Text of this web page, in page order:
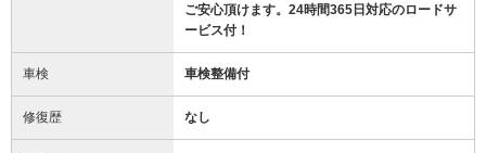
ご安心頂けます。24時間365日対応のロードサ
ービス付！
車検 車検整備付
修復歴 なし